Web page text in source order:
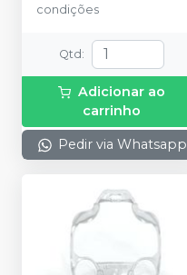
condições
Qtd :
Adicionar ao
carrinho
Pedir via Whatsapp